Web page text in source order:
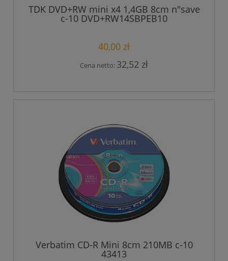
TDK DVD+RW mini x4 1,4GB 8cm n"save
c-10 DVD+RW14SBPEB10
40,00 zł
Cena netto: 32,52 zł
Verbatim CD-R Mini 8cm 210MB c-10
43413